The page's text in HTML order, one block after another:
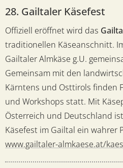
28. Gailtaler Käsefest
Offiziell eröffnet wird das
traditionellen Käseanschnitt.
Gailtaler Almkäse g.U.
Gemeinsam mit den
Kärntens und Osttirols finden
und Workshops statt. Mit
Österreich und Deutschland
Käsefest im Gailtal ein wahrer
www.gailtaler-almkaese.at/